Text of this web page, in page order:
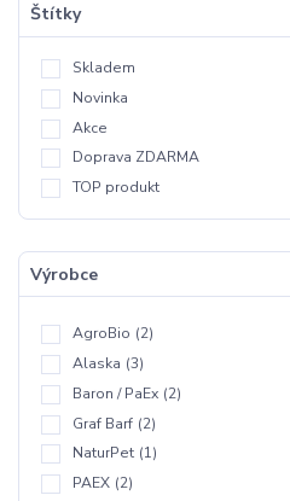
Štítky
Skladem
Novinka
Akce
Doprava ZDARMA
TOP produkt
Výrobce
AgroBio (2)
Alaska (3)
Baron / PaEx (2)
Graf Barf (2)
NaturPet (1)
PAEX (2)